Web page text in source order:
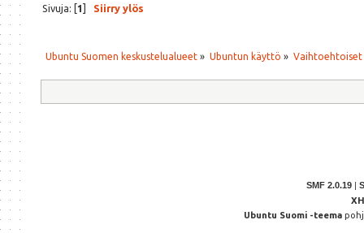
Sivuja: [1] Siirry ylös
Ubuntu Suomen keskustelualueet » Ubuntun käyttö »
SMF 2.0.19 |
Ubuntu Suomi -teema